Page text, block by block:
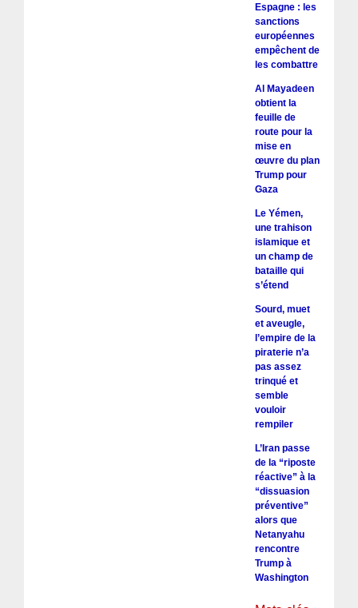
Espagne : les
sanctions
européennes
empêchent de
les combattre
Al Mayadeen
obtient la
feuille de
route pour la
mise en
œuvre du plan
Trump pour
Gaza
Le Yémen,
une trahison
islamique et
un champ de
bataille qui
s’étend
Sourd, muet
et aveugle,
l’empire de la
piraterie n’a
pas assez
trinqué et
semble
vouloir
rempiler
L’Iran passe
de la “riposte
réactive” à la
“dissuasion
préventive”
alors que
Netanyahu
rencontre
Trump à
Washington